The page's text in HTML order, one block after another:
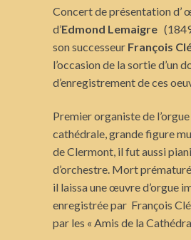
Concert de présentation d’
d’Edmond Lemaigre
son successeur François
l’occasion de la sortie d’un
d’enregistrement de ces
Premier organiste de
cathédrale, grande figure
de Clermont, il fut aussi
d’orchestre. Mort
il laissa une œuvre d’orgue
enregistrée par François
par les « Amis de la